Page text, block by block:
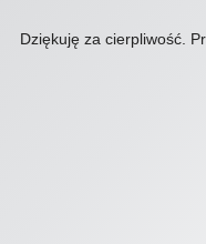
Dziękuję za cierpliwość.